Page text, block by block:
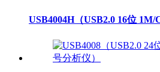
USB4004H（USB2.0 16位 1M/